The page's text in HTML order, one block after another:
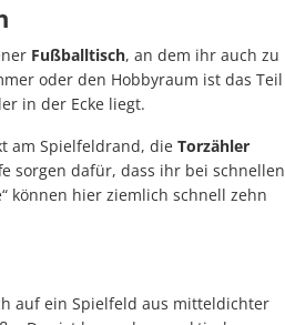
Fußballtisch, an dem ihr auch zu
oder den Hobbyraum ist das Teil
in der Ecke liegt.
am Spielfeldrand, die Torzähler
sorgen dafür, dass ihr bei schnellen
können hier ziemlich schnell zehn
auf ein Spielfeld aus mitteldichter